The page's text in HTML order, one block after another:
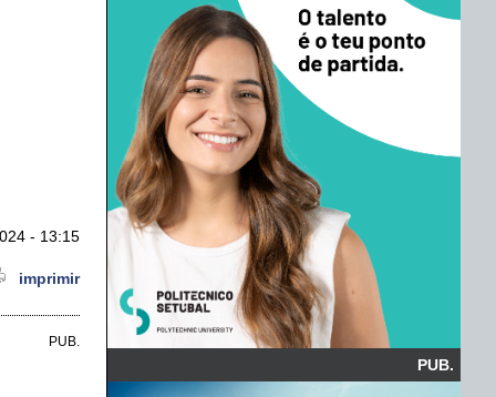
- 13:15
imprimir
PUB.
PUB.